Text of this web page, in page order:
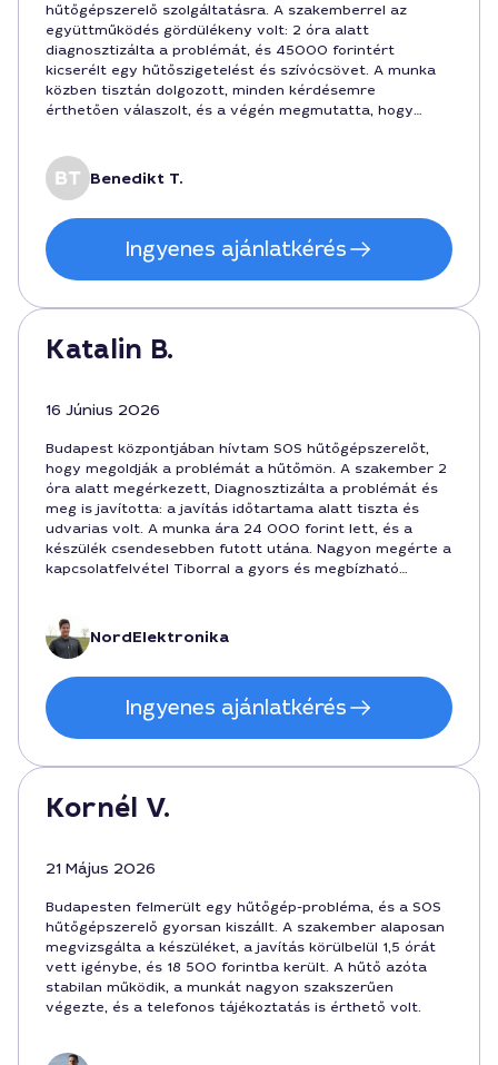
hűtőgépszerelő szolgáltatásra. A szakemberrel az
együttműködés gördülékeny volt: 2 óra alatt
diagnosztizálta a problémát, és 45000 forintért
kicserélt egy hűtőszigetelést és szívócsövet. A munka
közben tisztán dolgozott, minden kérdésemre
érthetően válaszolt, és a végén megmutatta, hogy
Benedikt T.
Ingyenes ajánlatkérés
Katalin B.
16 Június 2026
Budapest központjában hívtam SOS hűtőgépszerelőt,
hogy megoldják a problémát a hűtőmön. A szakember 2
óra alatt megérkezett, Diagnosztizálta a problémát és
meg is javította: a javítás időtartama alatt tiszta és
udvarias volt. A munka ára 24 000 forint lett, és a
készülék csendesebben futott utána. Nagyon megérte a
kapcsolatfelvétel Tiborral a gyors és megbízható
NordElektronika
Ingyenes ajánlatkérés
Kornél V.
21 Május 2026
Budapesten felmerült egy hűtőgép-probléma, és a SOS
hűtőgépszerelő gyorsan kiszállt. A szakember alaposan
megvizsgálta a készüléket, a javítás körülbelül 1,5 órát
vett igénybe, és 18 500 forintba került. A hűtő azóta
stabilan működik, a munkát nagyon szakszerűen
végezte, és a telefonos tájékoztatás is érthető volt.